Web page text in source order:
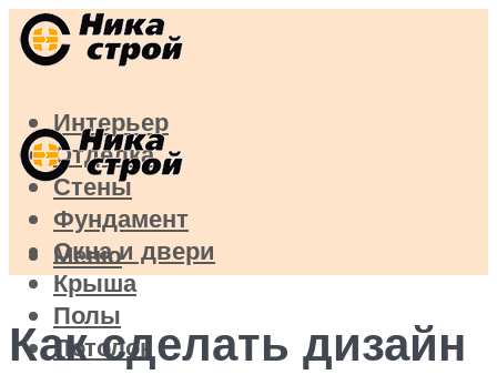
Интерьер
Отделка
Стены
Фундамент
Окна и двери
Крыша
Полы
Потолок
Меню
Как сделать дизайн